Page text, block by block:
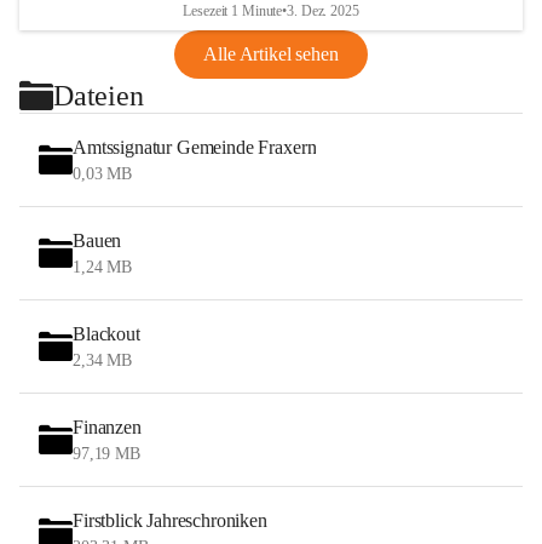
Lesezeit 1 Minute•3. Dez. 2025
Alle Artikel sehen
Dateien
Amtssignatur Gemeinde Fraxern
0,03 MB
Bauen
1,24 MB
Blackout
2,34 MB
Finanzen
97,19 MB
Firstblick Jahreschroniken